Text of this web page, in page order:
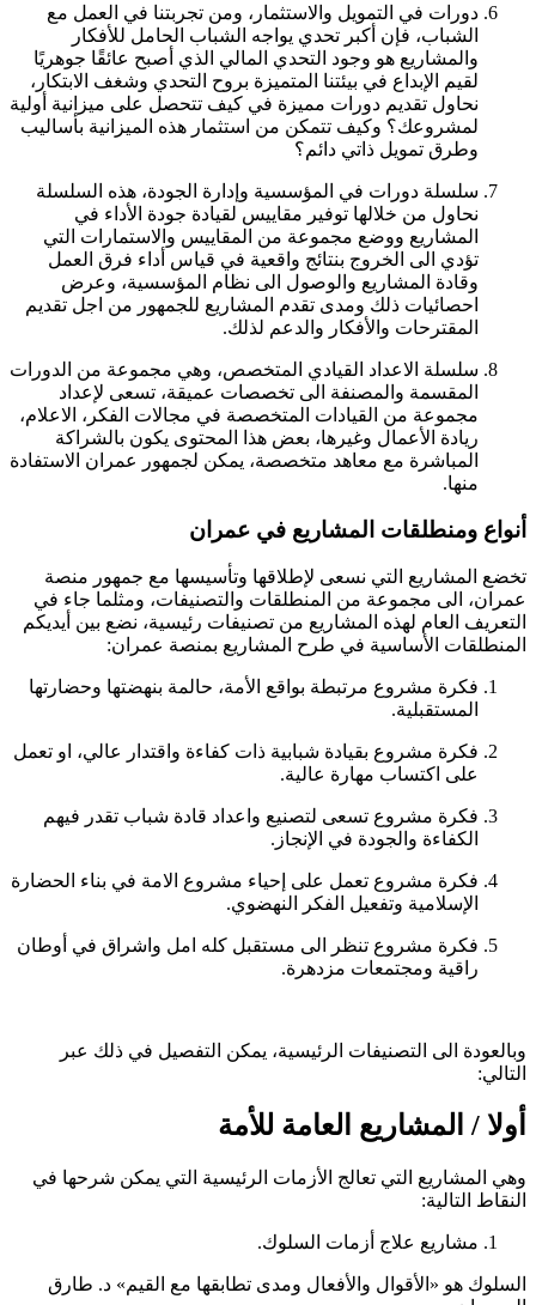
دورات في التمويل والاستثمار، ومن تجربتنا في العمل مع
الشباب، فإن أكبر تحدي يواجه الشباب الحامل للأفكار
والمشاريع هو وجود التحدي المالي الذي أصبح عائقًا جوهريًا
لقيم الإبداع في بيئتنا المتميزة بروح التحدي وشغف الابتكار،
نحاول تقديم دورات مميزة في كيف تتحصل على ميزانية أولية
لمشروعك؟ وكيف تتمكن من استثمار هذه الميزانية بأساليب
وطرق تمويل ذاتي دائم؟
سلسلة دورات في المؤسسية وإدارة الجودة، هذه السلسلة
نحاول من خلالها توفير مقاييس لقيادة جودة الأداء في
المشاريع ووضع مجموعة من المقاييس والاستمارات التي
تؤدي الى الخروج بنتائج واقعية في قياس أداء فرق العمل
وقادة المشاريع والوصول الى نظام المؤسسية، وعرض
احصائيات ذلك ومدى تقدم المشاريع للجمهور من اجل تقديم
المقترحات والأفكار والدعم لذلك.
سلسلة الاعداد القيادي المتخصص، وهي مجموعة من الدورات
المقسمة والمصنفة الى تخصصات عميقة، تسعى لإعداد
مجموعة من القيادات المتخصصة في مجالات الفكر، الاعلام،
ريادة الأعمال وغيرها، بعض هذا المحتوى يكون بالشراكة
المباشرة مع معاهد متخصصة، يمكن لجمهور عمران الاستفادة
منها.
أنواع ومنطلقات المشاريع في عمران
تخضع المشاريع التي نسعى لإطلاقها وتأسيسها مع جمهور منصة
عمران، الى مجموعة من المنطلقات والتصنيفات، ومثلما جاء في
التعريف العام لهذه المشاريع من تصنيفات رئيسية، نضع بين أيديكم
المنطلقات الأساسية في طرح المشاريع بمنصة عمران:
فكرة مشروع مرتبطة بواقع الأمة، حالمة بنهضتها وحضارتها
المستقبلية.
فكرة مشروع بقيادة شبابية ذات كفاءة واقتدار عالي، او تعمل
على اكتساب مهارة عالية.
فكرة مشروع تسعى لتصنيع واعداد قادة شباب تقدر فيهم
الكفاءة والجودة في الإنجاز.
فكرة مشروع تعمل على إحياء مشروع الامة في بناء الحضارة
الإسلامية وتفعيل الفكر النهضوي.
فكرة مشروع تنظر الى مستقبل كله امل واشراق في أوطان
راقية ومجتمعات مزدهرة.
وبالعودة الى التصنيفات الرئيسية، يمكن التفصيل في ذلك عبر
التالي:
أولا / المشاريع العامة للأمة
وهي المشاريع التي تعالج الأزمات الرئيسية التي يمكن شرحها في
النقاط التالية:
مشاريع علاج أزمات السلوك.
السلوك هو «الأقوال والأفعال ومدى تطابقها مع القيم» د. طارق